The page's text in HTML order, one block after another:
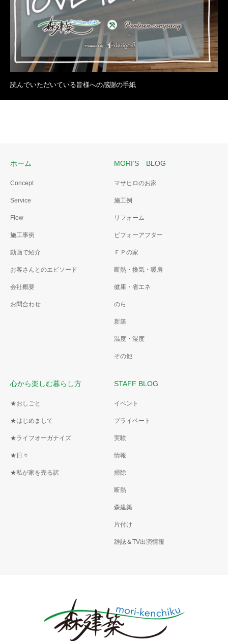
読んでいただいている皆様への感謝の手紙
ホーム
Concept
Service
Flow
施工事例
動画で紹介
お客さんとのエピソード
会社概要
お問合わせ
MORI’S BLOG
マサヒロのお家
施工例
リフォーム
ビフォーアフター
ＦＰの家
断熱・換気・暖房
健康・省エネ
のら
新築
温度・湿度
その他
心から楽しむ暮らし方
★おしごと
★はじめまして
★ライフオーガナイズ
★日々
★私が家を売る訳
STAFF BLOG
イベント
プライベート
実験
情報
掃除
断熱
森建築
片付け
雑誌＆TV出演情報